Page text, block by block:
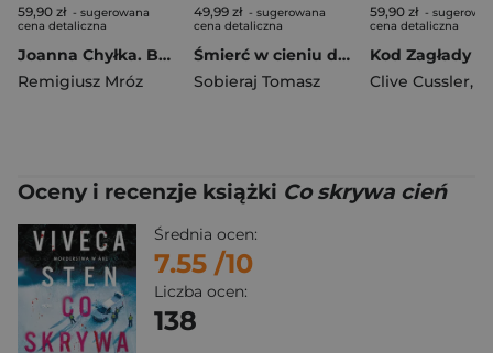
59,90 zł - sugerowana
cena detaliczna
Joanna Chyłka. Bezprawie. Wydanie specjalne
Remigiusz Mróz
49,99 zł - sugerowana
cena detaliczna
Śmierć w cieniu dziesięciu wież
Sobieraj Tomasz
59,90 zł -
cena detaliczna
Kod Zagłady
Clive Cussler,
Oceny i recenzje książki Co skrywa cień
Średnia ocen:
7.55 /10
Liczba ocen:
138